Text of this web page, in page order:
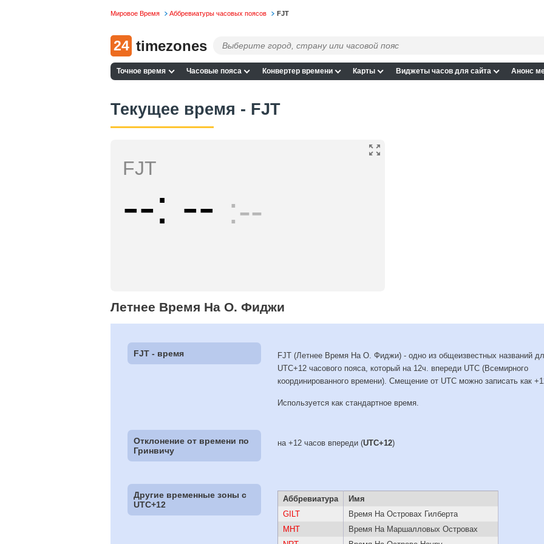
Мировое Время Аббревиатуры часовых поясов FJT
24 timezones
Точное время Часовые пояса Конвертер времени Карты Виджеты часов для сайта Анонс
Текущее время - FJT
FJT
-- -- --
Летнее Время На О. Фиджи
FJT - время
FJT (Летнее Время На О. Фиджи) - одно из общеизвестных названий
UTC+12 часового пояса, который на 12ч. впереди UTC (Всемирного
координированного времени). Смещение от UTC можно записать как
Используется как стандартное время.
Отклонение от времени по
Гринвичу
на +12 часов впереди (UTC+12)
Другие временные зоны c
UTC+12
Аббревиатура
Имя
GILT
Время На Островах Гилберта
MHT
Время На Маршалловых Островах